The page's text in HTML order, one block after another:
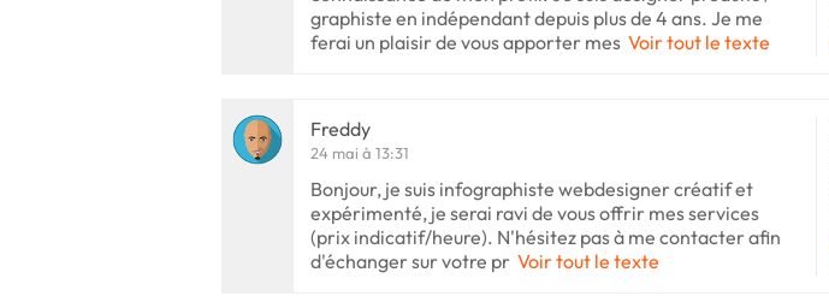
graphiste en indépendant depuis plus de 4 ans. Je me
ferai un plaisir de vous apporter mes Voir tout le texte
Freddy
24 mai à 13:31
Bonjour, je suis infographiste webdesigner créatif et
expérimenté, je serai ravi de vous offrir mes services
(prix indicatif/heure). N'hésitez pas à me contacter afin
d'échanger sur votre pr Voir tout le texte